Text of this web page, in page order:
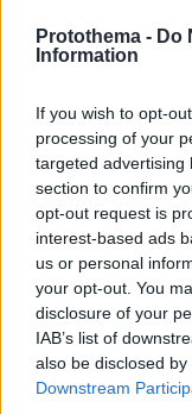
Protothema - Do
Information
If you wish to opt-
processing of your
targeted advertising
section to confirm
opt-out request is
interest-based ads
us or personal
your opt-out. You
disclosure of your
IAB’s list of
also be disclosed
Downstream